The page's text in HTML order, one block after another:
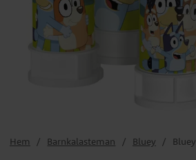
Hem Barnkalasteman Bluey